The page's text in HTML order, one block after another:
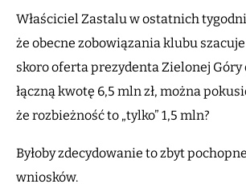
Właściciel Zastalu w ostatnich
że obecne zobowiązania klubu szacuje
skoro oferta prezydenta Zielonej Góry
łączną kwotę 6,5 mln zł, można
że rozbieżność to „tylko” 1,5 mln?
Byłoby zdecydowanie to zbyt
wniosków.